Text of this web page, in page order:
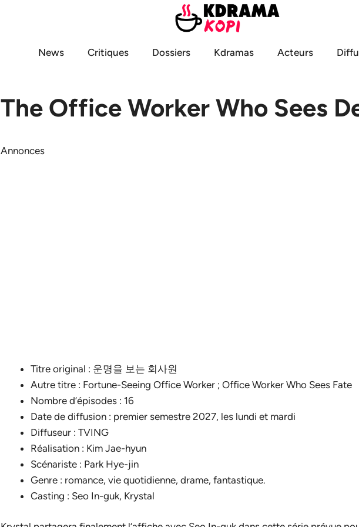
News
Critiques Dossiers Kdramas Acteurs
The Office Worker Who Sees
Annonces
Titre original : 운명을 보는 회사원
Autre titre : Fortune-Seeing Office Worker ; Office Worker Who Sees Fate
Nombre d’épisodes : 16
Date de diffusion : premier semestre 2027, les lundi et mardi
Diffuseur : TVING
Réalisation : Kim Jae-hyun
Scénariste : Park Hye-jin
Genre : romance, vie quotidienne, drame, fantastique.
Casting : Seo In-guk, Krystal